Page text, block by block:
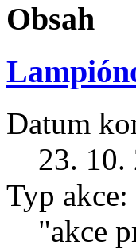
Obsah
Datum
23. 10.
Typ akce:
"akce